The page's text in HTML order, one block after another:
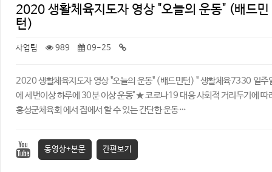
2020 생활체육지도자 영상 "오늘의 운동" (배드민
턴)
사업팀 989 09-25
2020 생활체육지도자 영상 "오늘의 운동" (배드민턴) ​" 생활체육7330 일주
에 세번이상 하루에 30분 이상 운동" ★ 코로나19 대응 사회적 거리두기에 따
홍성군체육회 에서 집에서 할 수 있는 간단한 운동…
동영상+본문 간편보기